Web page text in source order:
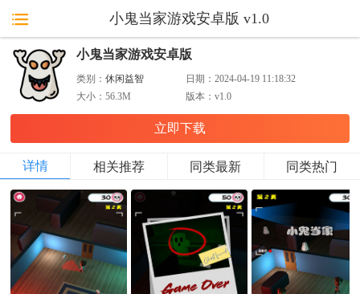
小鬼当家游戏安卓版 v1.0
小鬼当家游戏安卓版
类别：休闲益智 日期：2024-04-19 11:18:32
大小：56.3M 版本：v1.0
立即下载
详情 相关推荐 同类最新 同类热门